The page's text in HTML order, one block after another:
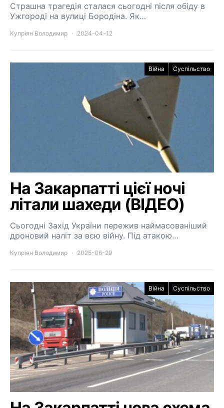
Страшна трагедія сталася сьогодні після обіду в
Ужгороді на вулиці Бородіна. Як…
Купріян Володимир 2024-04-12
Війна Суспільство
На Закарпатті цієї ночі
літали шахеди (ВІДЕО)
Сьогодні Захід України пережив наймасованіший
дроновий наліт за всю війну. Під атакою…
Купріян Володимир 2025-06-29
Війна Суспільство